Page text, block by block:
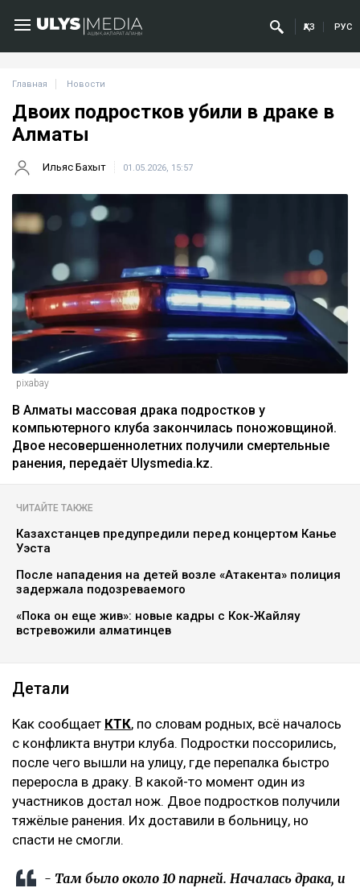
ҚАЗ РУС
Главная Новости
Двоих подростков убили в драке в
Алматы
Ильяс Бахыт 01.05.2026, 15:57
pixabay
В Алматы массовая драка подростков у
компьютерного клуба закончилась поножовщиной.
Двое несовершеннолетних получили смертельные
ранения, передаёт Ulysmedia.kz.
ЧИТАЙТЕ ТАКЖЕ
Казахстанцев предупредили перед концертом Канье
Уэста
После нападения на детей возле «Атакента» полиция
задержала подозреваемого
«Пока он еще жив»: новые кадры с Кок-Жайляу
встревожили алматинцев
Детали
Как сообщает КТК, по словам родных, всё началось
с конфликта внутри клуба. Подростки поссорились,
после чего вышли на улицу, где перепалка быстро
переросла в драку. В какой-то момент один из
участников достал нож. Двое подростков получили
тяжёлые ранения. Их доставили в больницу, но
спасти не смогли.
- Там было около 10 парней. Началась драка, и